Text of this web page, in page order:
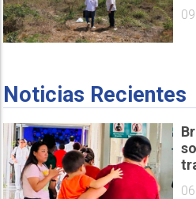
Noticias Recientes